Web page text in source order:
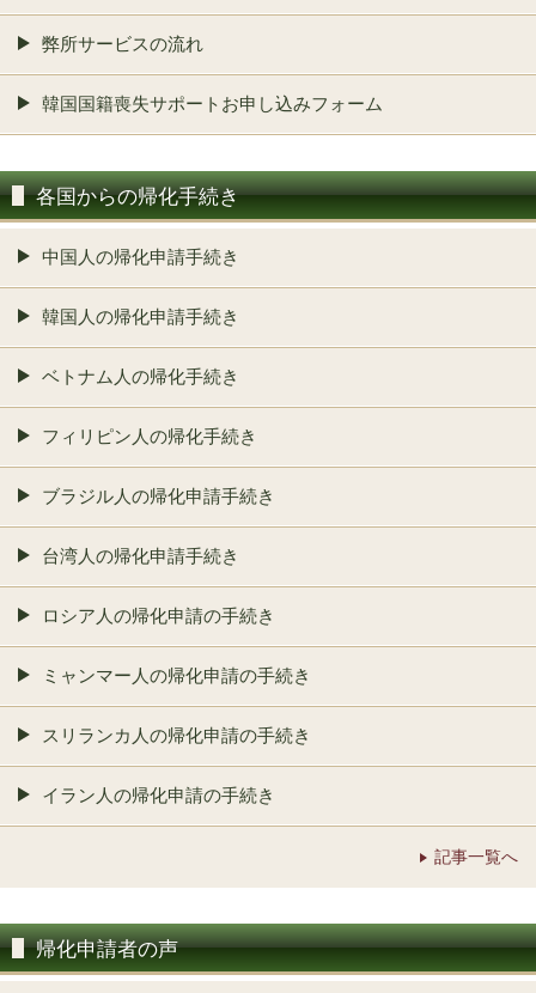
弊所サービスの流れ
韓国国籍喪失サポートお申し込みフォーム
各国からの帰化手続き
中国人の帰化申請手続き
韓国人の帰化申請手続き
ベトナム人の帰化手続き
フィリピン人の帰化手続き
ブラジル人の帰化申請手続き
台湾人の帰化申請手続き
ロシア人の帰化申請の手続き
ミャンマー人の帰化申請の手続き
スリランカ人の帰化申請の手続き
イラン人の帰化申請の手続き
記事一覧へ
帰化申請者の声